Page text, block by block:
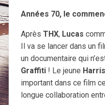
Années 70, le
Après THX, Lucas
Il va se lancer dans un
un documentaire qui
Graffiti! Le jeune
important dans ce film
longue collaboration